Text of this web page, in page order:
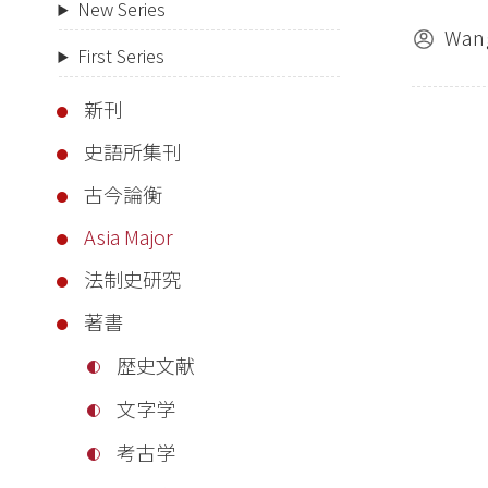
New Series
First Series
新刊
史語所集刊
古今論衡
Asia Major
法制史研究
著書
歴史文献
文字学
考古学